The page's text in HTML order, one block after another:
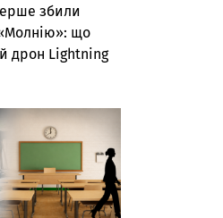
збили
що
дрон Lightning